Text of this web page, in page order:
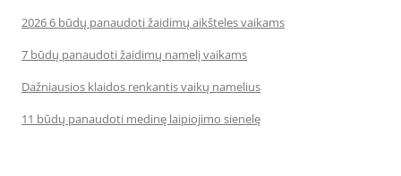
2026 6 būdų panaudoti žaidimų aikšteles vaikams
7 būdų panaudoti žaidimų namelį vaikams
Dažniausios klaidos renkantis vaikų namelius
11 būdų panaudoti medinę laipiojimo sienelę